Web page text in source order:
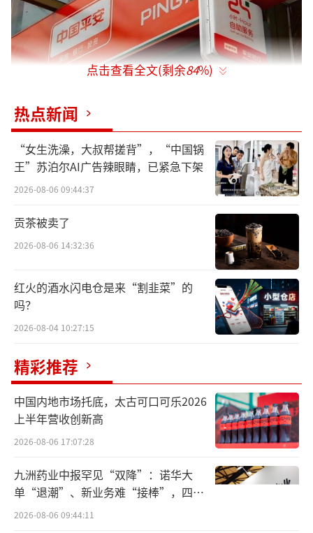
平安银行营业收入的下降，首当其冲的影
响因素便是利息净收入的大幅下滑。数据显
示，2024年，平安银行实现利息净收入934.27
亿元，同比下降20.8%。这主要归因于市场利
率下行，在利率市场化不断推进以及宏观经济
环境变化的大背景下，市场利率整体走低，银
行存贷利差被压缩；从非利息净收入方面来
看，2024年平安银行手续费及佣金净收入同比
降幅为18.1%。随着金融市场竞争日益激烈，
传统中间业务面临严峻挑战。
例如，信用卡业务作为平安银行零售板块
的重要组成部分，信用卡流通户数下降12.
9%，这使得与信用卡相关的手续费收入、分期
收入等大幅减少。虽然其他非利息净收入同比
大增68.7%，主要得益于债券投资等业务的非
利息净收入实现增长，但这仍难以弥补手续费
及佣金净收入下降以及利息净收入大幅下滑对
营业收入造成的负面影响。
点击查看全文(剩余84%)
热点新闻
“女生洗澡，大叔帮搓背”，“中国锅
王”苏泊尔AI广告辣眼睛，已紧急下架
2026-08-06 09:44:37
贡茶被卖了
2026-08-06 14:32:36
红火的酒水闪电仓是来“割韭菜”的
吗？
2026-08-04 10:27:15
精彩推荐
中国内地市场托底，太古可口可乐2026
上半年营收创新高
2026-08-06 17:07:28
九洲药业中报罕见“双降”：诺华大
单“退潮”、新业务难“接棒”，四大
难关待闯
2026-08-06 09:44:11